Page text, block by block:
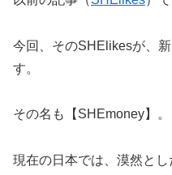
今回、そのSHElikesが、
す。
その名も【SHEmoney】。
現在の日本では、漠然と